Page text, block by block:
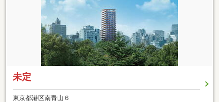
未定
東京都港区南青山６